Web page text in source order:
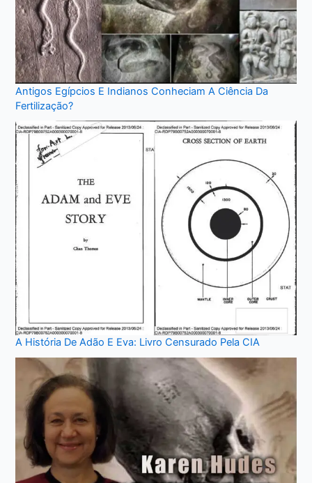
Antigos Egípcios E Indianos Conheciam A Ciência Da
Fertilização?
A História De Adão E Eva: Livro Censurado Pela CIA